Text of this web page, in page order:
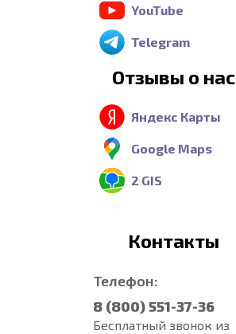
YouTube
Telegram
Отзывы о нас
Яндекс Карты
Google Maps
2 GIS
Контакты
Телефон:
8 (800) 551-37-36
Бесплатный звонок из